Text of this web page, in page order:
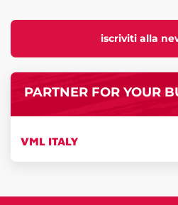
iscriviti alla
PARTNER FOR YOUR
VML ITALY